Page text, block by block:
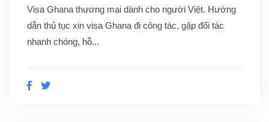
Visa Ghana thương mại dành cho người Việt. Hướng
dẫn thủ tục xin visa Ghana đi công tác, gặp đối tác
nhanh chóng, hỗ...